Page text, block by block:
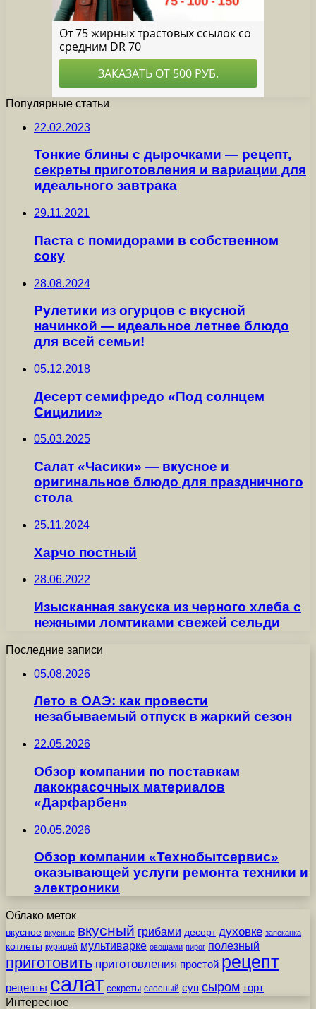
Популярные статьи
22.02.2023
Тонкие блины с дырочками — рецепт,
секреты приготовления и вариации для
идеального завтрака
29.11.2021
Паста с помидорами в собственном
соку
28.08.2024
Рулетики из огурцов с вкусной
начинкой — идеальное летнее блюдо
для всей семьи!
05.12.2018
Десерт семифредо «Под солнцем
Сицилии»
05.03.2025
Салат «Часики» — вкусное и
оригинальное блюдо для праздничного
стола
25.11.2024
Харчо постный
28.06.2022
Изысканная закуска из черного хлеба с
нежными ломтиками свежей сельди
Последние записи
05.08.2026
Лето в ОАЭ: как провести
незабываемый отпуск в жаркий сезон
22.05.2026
Обзор компании по поставкам
лакокрасочных материалов
«Дарфарбен»
20.05.2026
Обзор компании «Технобытсервис»
оказывающей услуги ремонта техники и
электроники
Облако меток
вкусное вкусные вкусный грибами десерт духовке запеканка
котлеты курицей мультиварке овощами пирог полезный
приготовить приготовления простой рецепт
рецепты салат секреты слоеный суп сыром торт
Интересное